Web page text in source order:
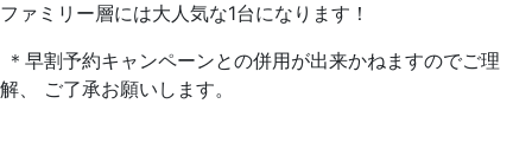
ファミリー層には大人気な1台になります！
＊早割予約キャンペーンとの併用が出来かねますのでご理
解、 ご了承お願いします。